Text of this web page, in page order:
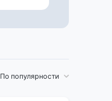
По популярности